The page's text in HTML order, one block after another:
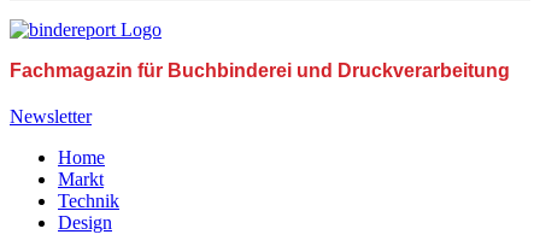
Fachmagazin für Buchbinderei und Druckverarbeitung
Newsletter
Home
Markt
Technik
Design